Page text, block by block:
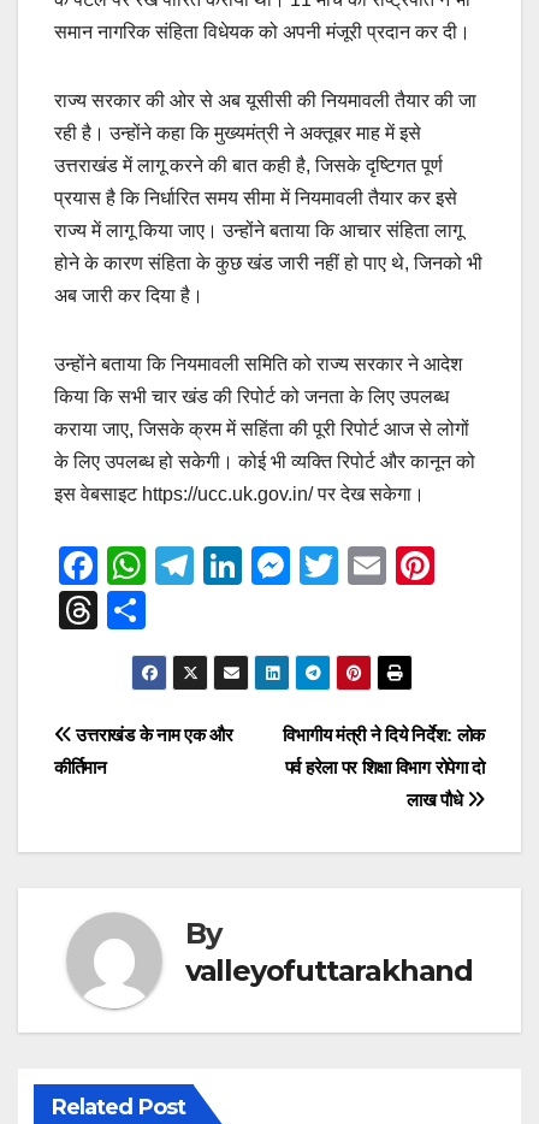
समान नागरिक संहिता विधेयक को अपनी मंजूरी प्रदान कर दी।
राज्य सरकार की ओर से अब यूसीसी की नियमावली तैयार की जा
रही है। उन्होंने कहा कि मुख्यमंत्री ने अक्तूबर माह में इसे
उत्तराखंड में लागू करने की बात कही है, जिसके दृष्टिगत पूर्ण
प्रयास है कि निर्धारित समय सीमा में नियमावली तैयार कर इसे
राज्य में लागू किया जाए। उन्होंने बताया कि आचार संहिता लागू
होने के कारण संहिता के कुछ खंड जारी नहीं हो पाए थे, जिनको भी
अब जारी कर दिया है।
उन्होंने बताया कि नियमावली समिति को राज्य सरकार ने आदेश
किया कि सभी चार खंड की रिपोर्ट को जनता के लिए उपलब्ध
कराया जाए, जिसके क्रम में सहिंता की पूरी रिपोर्ट आज से लोगों
के लिए उपलब्ध हो सकेगी। कोई भी व्यक्ति रिपोर्ट और कानून को
इस वेबसाइट https://ucc.uk.gov.in/ पर देख सकेगा।
F
a
c
b
o
W
s
A
T
gr
a
Li
e
M
e
n
g
T
er
E
st
T
hr
a
d
h
ar
e
Post
विभागीय मंत्री ने दिये निर्देश: लोक
पर्व हरेला पर शिक्षा विभाग रोपेगा दो
लाख पौधे
उत्तराखंड के नाम एक और
कीर्तिमान
By
valleyofuttarakhand
Related Post